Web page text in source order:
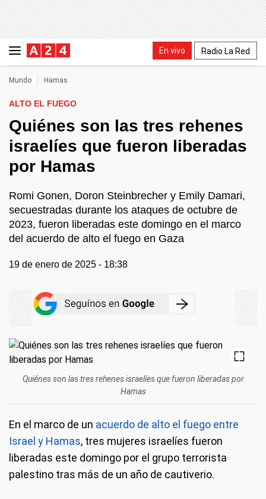
En vivo Radio La Red
Mundo Hamas
ALTO EL FUEGO
Quiénes son las tres rehenes
israelíes que fueron liberadas
por Hamas
Romi Gonen, Doron Steinbrecher y Emily Damari,
secuestradas durante los ataques de octubre de
2023, fueron liberadas este domingo en el marco
del acuerdo de alto el fuego en Gaza
19 de enero de 2025 - 18:38
Quiénes son las tres rehenes israelíes que fueron liberadas por
Hamas
En el marco de un acuerdo de alto el fuego entre
Israel y Hamas, tres mujeres israelíes fueron
liberadas este domingo por el grupo terrorista
palestino tras más de un año de cautiverio.